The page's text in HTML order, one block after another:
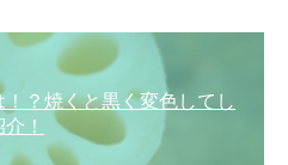
？焼くと黒く変色してし
！